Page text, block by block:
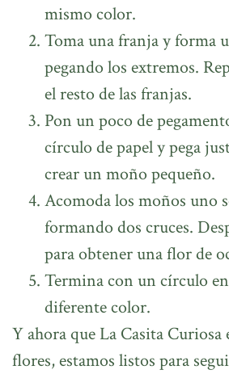
mismo color.
Toma una franja y forma
pegando los extremos.
el resto de las franjas.
Pon un poco de
círculo de papel y pega
crear un moño pequeño.
Acomoda los moños uno
formando dos cruces.
para obtener una flor de
Termina con un círculo
diferente color.
Y ahora que La Casita Curiosa
flores, estamos listos para